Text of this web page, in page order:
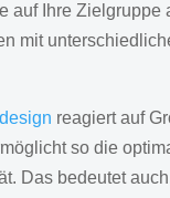
auf Ihre Zielgruppe
mit
reagiert auf
so die
Das bedeutet